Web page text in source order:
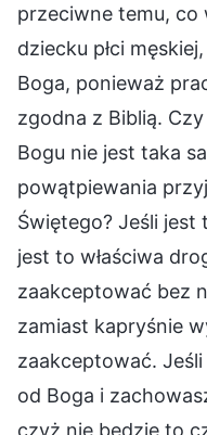
przeciwne temu, co
dziecku płci
Boga, ponieważ
zgodna z Biblią.
Bogu nie jest taka
powątpiewania
Świętego? Jeśli jest
jest to właściwa
zaakceptować bez
zamiast kapryśnie
zaakceptować.
od Boga i
czyż nie będzie to